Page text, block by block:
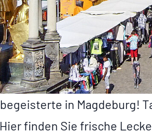
in Magdeburg!
finden Sie frische